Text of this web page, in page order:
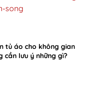
tủ áo cho không gian
cần lưu ý những gì?